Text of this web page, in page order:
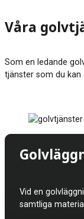
Våra
Som en ledande
tjänster som du kan
Vid en
samtliga